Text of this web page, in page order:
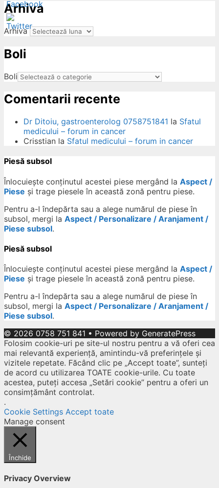
Arhiva
Arhiva
Boli
Boli
Comentarii recente
Dr Ditoiu, gastroenterolog 0758751841 la Sfatul
medicului – forum in cancer
Crisstian la Sfatul medicului – forum in cancer
Piesă subsol
Înlocuiește conținutul acestei piese mergând la Aspect /
Piese și trage piesele în această zonă pentru piese.
Pentru a-l îndepărta sau a alege numărul de piese în
subsol, mergi la Aspect / Personalizare / Aranjament /
Piese subsol.
Piesă subsol
Înlocuiește conținutul acestei piese mergând la Aspect /
Piese și trage piesele în această zonă pentru piese.
Pentru a-l îndepărta sau a alege numărul de piese în
subsol, mergi la Aspect / Personalizare / Aranjament /
Piese subsol.
© 2026 0758 751 841 • Powered by GeneratePress
Folosim cookie-uri pe site-ul nostru pentru a vă oferi cea
mai relevantă experiență, amintindu-vă preferințele și
vizitele repetate. Făcând clic pe „Accept toate”, sunteți
de acord cu utilizarea TOATE cookie-urile. Cu toate
acestea, puteți accesa „Setări cookie” pentru a oferi un
consimțământ controlat.
.
Cookie Settings Accept toate
Manage consent
Închide
Privacy Overview